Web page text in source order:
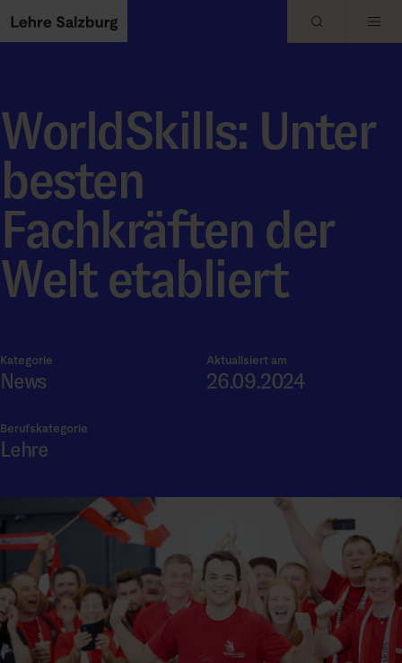
Skip to main content
WorldSkills: Unter
besten
Fachkräften der
Welt etabliert
Kategorie
News
Aktualisiert am
26.09.2024
Berufskategorie
Lehre